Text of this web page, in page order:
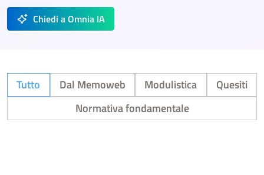
Chiedi a Omnia IA
Tutto Dal Memoweb Modulistica
Quesiti
Normativa fondamentale